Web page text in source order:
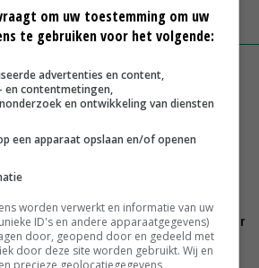
A-ware en Amalthea gaat
voor meer balans’
16:01
vraag naar geitenzuivel blijft
15:33
varkensstapel krimpt, pluimveesector
door schaalvergroting
15:20
om uw toestemming om uw
te gebruiken voor het volgende:
advertenties en content,
en contentmetingen,
en ontwikkeling van diensten
een apparaat opslaan en/of openen
worden verwerkt en informatie van uw
ID's en andere apparaatgegevens)
door, geopend door en gedeeld met
door deze site worden gebruikt. Wij en
precieze geolocatiegegevens